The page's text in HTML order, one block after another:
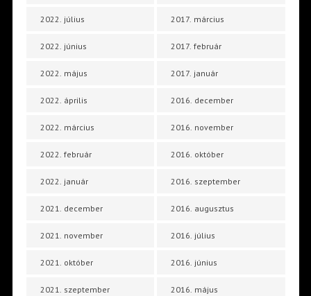
2022. július
2022. június
2022. május
2022. április
2022. március
2022. február
2022. január
2021. december
2021. november
2021. október
2021. szeptember
2017. március
2017. február
2017. január
2016. december
2016. november
2016. október
2016. szeptember
2016. augusztus
2016. július
2016. június
2016. május